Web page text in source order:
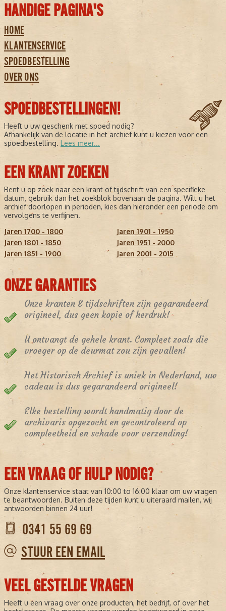
HANDIGE PAGINA'S
HOME
KLANTENSERVICE
SPOEDBESTELLING
OVER ONS
SPOEDBESTELLINGEN!
Heeft u uw geschenk met spoed nodig?
Afhankelijk van de locatie in het archief kunt u kiezen voor een
spoedbestelling. Lees meer...
EEN KRANT ZOEKEN
Bent u op zoek naar een krant of tijdschrift van een specifieke
datum, gebruik dan het zoekblok bovenaan de pagina. Wilt u het
archief doorlopen in perioden, kies dan hieronder een periode om
vervolgens te verfijnen.
Jaren 1700 - 1800
Jaren 1801 - 1850
Jaren 1851 - 1900
Jaren 1901 - 1950
Jaren 1951 - 2000
Jaren 2001 - 2015
ONZE GARANTIES
Onze kranten & tijdschriften zijn gegarandeerd
origineel, dus geen kopie of herdruk!
U ontvangt de gehele krant. Compleet zoals die
vroeger op de deurmat zou zijn gevallen!
Het Historisch Archief is uniek in Nederland, uw
cadeau is dus gegarandeerd origineel!
Elke bestelling wordt handmatig door de
archivaris opgezocht en gecontroleerd op
compleetheid en schade voor verzending!
EEN VRAAG OF HULP NODIG?
Onze klantenservice staat van 10:00 to 16:00 klaar om uw vragen
te beantwoorden. Buiten deze tijden kunt u uiteraard mailen, wij
antwoorden binnen 24 uur!
0341 55 69 69
STUUR EEN EMAIL
VEEL GESTELDE VRAGEN
Heeft u een vraag over onze producten, het bedrijf, of over het